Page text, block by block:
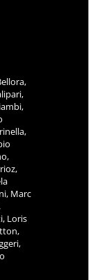
Marc
Loris